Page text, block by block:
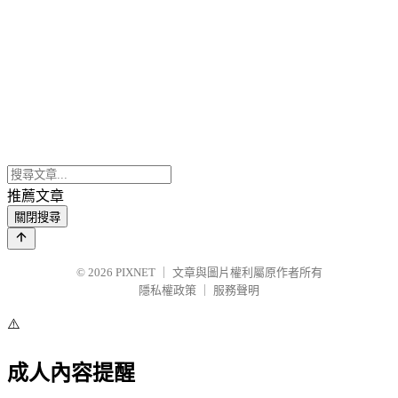
推薦文章
關閉搜尋
© 2026 PIXNET
文章與圖片權利屬原作者所有
隱私權政策
服務聲明
⚠️
成人內容提醒